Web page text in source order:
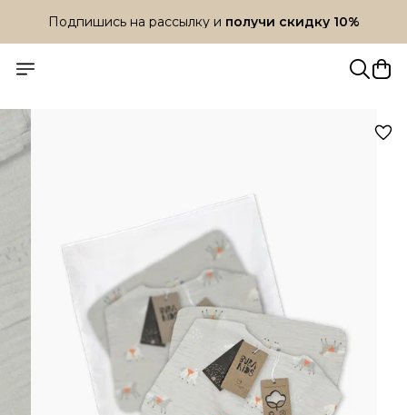
Подпишись на рассылку и получи скидку 10%
получи скидку 10%